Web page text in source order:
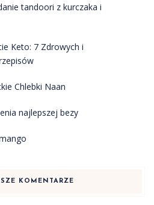
tandoori z kurczaka i
Keto: 7 Zdrowych i
Chlebki Naan
najlepszej bezy
KOMENTARZE